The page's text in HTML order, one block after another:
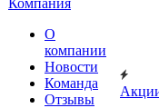
Компания
О
компании
Новости
Команда
Отзывы